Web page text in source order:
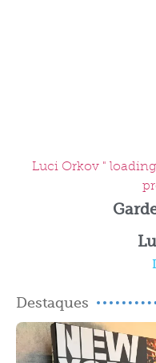
Luci Orkov "
Destaques